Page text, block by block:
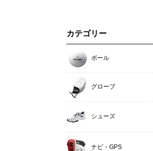
カテゴリー
ボール
グローブ
シューズ
ナビ・GPS